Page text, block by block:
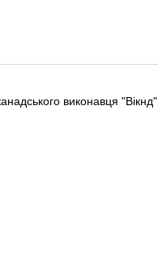
виконавця "Вікнд".